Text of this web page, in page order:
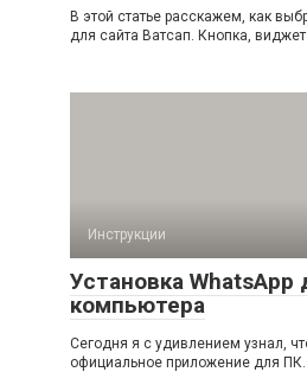
В этой статье расскажем, как
для сайта Ватсап. Кнопка, виджет
Инструкции
Установка WhatsApp
компьютера
Сегодня я с удивлением узнал,
официальное приложение для